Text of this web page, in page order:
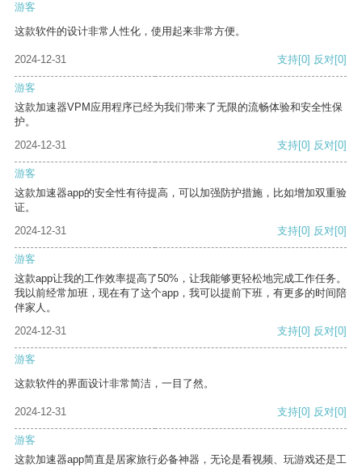
游客
这款软件的设计非常人性化，使用起来非常方便。
2024-12-31 支持[0] 反对[0]
游客
这款加速器VPM应用程序已经为我们带来了无限的流畅体验和安全性保
护。
2024-12-31
支持[0] 反对[0]
游客
这款加速器app的安全性有待提高，可以加强防护措施，比如增加双重验
证。
2024-12-31
支持[0] 反对[0]
游客
这款app让我的工作效率提高了50%，让我能够更轻松地完成工作任务。
我以前经常加班，现在有了这个app，我可以提前下班，有更多的时间陪
伴家人。
2024-12-31
支持[0] 反对[0]
游客
这款软件的界面设计非常简洁，一目了然。
2024-12-31 支持[0] 反对[0]
游客
这款加速器app简直是居家旅行必备神器，无论是看视频、玩游戏还是工